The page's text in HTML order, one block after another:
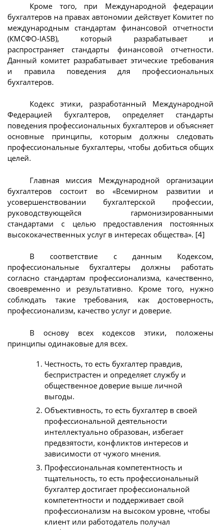
Кроме того, при Международной федерации
бухгалтеров на правах автономии действует Комитет по
международным стандартам финансовой отчетности
(КМСФО-IASB), который разрабатывает и
распространяет стандарты финансовой отчетности.
Данный комитет разрабатывает этические требования
и правила поведения для профессиональных
бухгалтеров.
Кодекс этики, разработанный Международной
Федерацией бухгалтеров, определяет стандарты
поведения профессиональных бухгалтеров и объясняет
основные принципы, которым должны следовать
профессиональные бухгалтеры, чтобы добиться общих
целей.
Главная миссия Международной организации
бухгалтеров состоит во «Всемирном развитии и
усовершенствовании бухгалтерской профессии,
руководствующейся гармонизированными
стандартами с целью предоставления постоянных
высококачественных услуг в интересах общества». [4]
В соответствие с данным Кодексом,
профессиональные бухгалтеры должны работать
согласно стандартам профессионализма, качественно,
своевременно и результативно. Кроме того, нужно
соблюдать такие требования, как достоверность,
профессионализм, качество услуг и доверие.
В основу всех кодексов этики, положены
принципы одинаковые для всех.
Честность, то есть бухгалтер правдив,
беспристрастен и определяет службу и
общественное доверие выше личной
выгоды.
Объективность, то есть бухгалтер в своей
профессиональной деятельности
интеллектуально образован, избегает
предвзятости, конфликтов интересов и
зависимости от чужого мнения.
Профессиональная компетентность и
тщательность, то есть профессиональный
бухгалтер достигает профессиональной
компетентности и поддерживает свой
профессионализм на высоком уровне, чтобы
клиент или работодатель получал